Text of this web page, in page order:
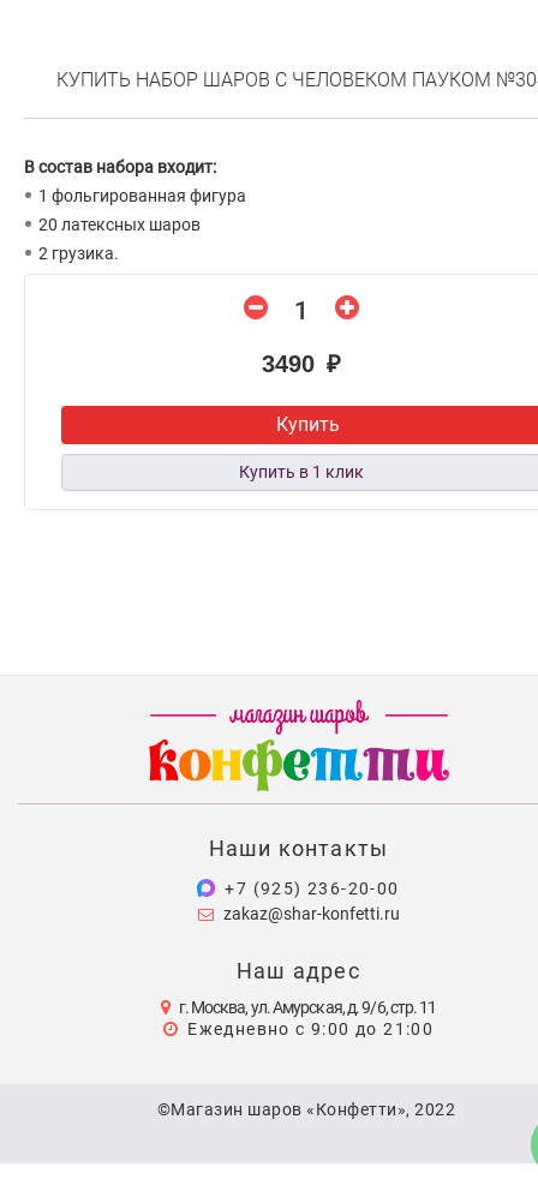
КУПИТЬ НАБОР ШАРОВ С ЧЕЛОВЕКОМ ПАУКОМ
В состав набора входит:
1 фольгированная фигура
20 латексных шаров
2 грузика.
3490 ₽
Купить
Наши контакты
+7 (925) 236-20-00
zakaz@shar-konfetti.ru
Наш адрес
г. Москва, ул. Амурская, д. 9/6, стр. 11
Ежедневно с 9:00 до 21:00
©Магазин шаров «Конфетти», 2022